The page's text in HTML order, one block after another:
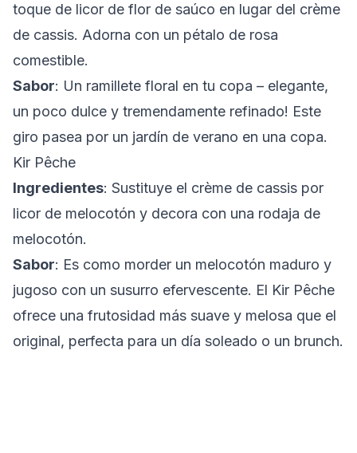
toque de licor de flor de saúco en lugar del crème
de cassis. Adorna con un pétalo de rosa
comestible.
Sabor: Un ramillete floral en tu copa – elegante,
un poco dulce y tremendamente refinado! Este
giro pasea por un jardín de verano en una copa.
Kir Pêche
Ingredientes: Sustituye el crème de cassis por
licor de melocotón y decora con una rodaja de
melocotón.
Sabor: Es como morder un melocotón maduro y
jugoso con un susurro efervescente. El Kir Pêche
ofrece una frutosidad más suave y melosa que el
original, perfecta para un día soleado o un brunch.